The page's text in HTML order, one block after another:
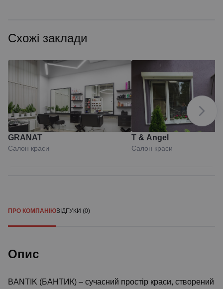
Схожі заклади
GRANAT
Салон краси
T & Angel
Салон краси
ПРО КОМПАНІЮВІДГУКИ (0)
Опис
BANTIK (БАНТИК) – сучасний простір краси, створений